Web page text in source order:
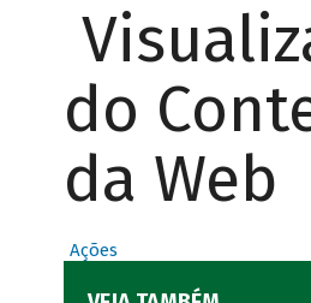
do
da Web
Ações